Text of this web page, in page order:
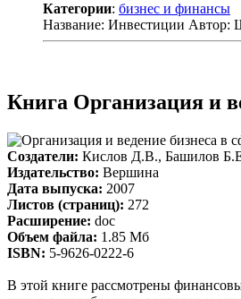
Категории: бизнес и финансы
Название: Инвестиции
Книга Организация и
Создатели: Кислов Д.В., Башилов
Издательство: Вершина
Дата выпуска: 2007
Листов (страниц): 272
Расширение: doc
Объем файла: 1.85 Мб
ISBN: 5-9626-0222-6
В этой книге рассмотрены